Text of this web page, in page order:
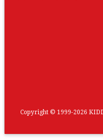
Copyright © 1999-2026